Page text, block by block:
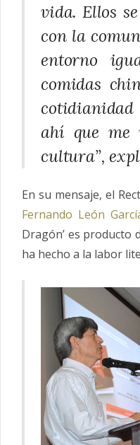
vida. Ellos
con la
entorno
comidas
ahí que me
cultura”,
En su mensaje, el
Fernando León
Dragón’ es producto
ha hecho a la labor